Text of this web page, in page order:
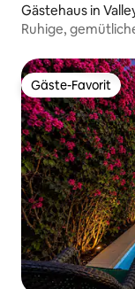
Gästehaus in
Ruhige,
Gäste-Favorit
Gäste-Favorit